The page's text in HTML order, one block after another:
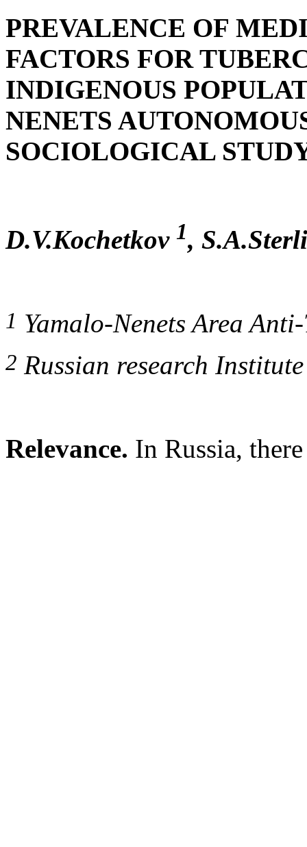
PREVALENCE OF
FACTORS FOR
INDIGENOUS
NENETS
SOCIOLOGICAL
D.V.Kochetkov 1,
1 Yamalo-Nenets Area
2 Russian research
Relevance. In Russia,